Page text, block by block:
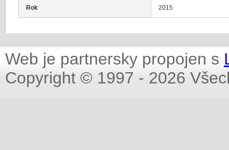
Rok 2015
Web je partnersky propojen s
Copyright © 1997 - 2026